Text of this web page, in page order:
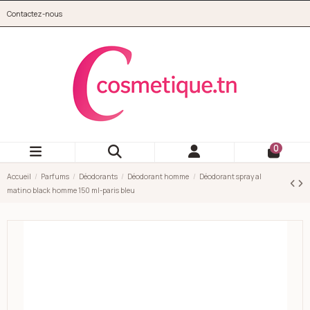
Contactez-nous
0
Accueil Parfums Déodorants Déodorant homme
Déodorant spray al
matino black homme 150 ml-paris bleu